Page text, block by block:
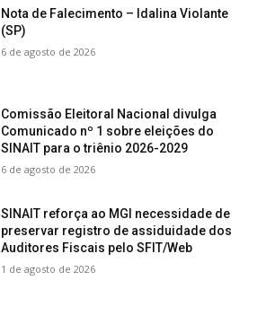
Nota de Falecimento – Idalina Violante
(SP)
6 de agosto de 2026
Comissão Eleitoral Nacional divulga
Comunicado nº 1 sobre eleições do
SINAIT para o triênio 2026-2029
6 de agosto de 2026
SINAIT reforça ao MGI necessidade de
preservar registro de assiduidade dos
Auditores Fiscais pelo SFIT/Web
1 de agosto de 2026